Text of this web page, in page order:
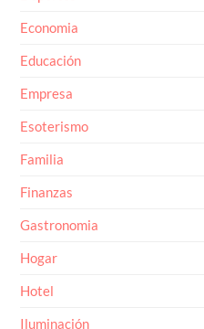
Economia
Educación
Empresa
Esoterismo
Familia
Finanzas
Gastronomia
Hogar
Hotel
Iluminación